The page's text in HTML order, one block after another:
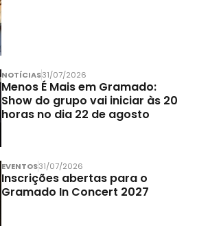
NOTÍCIAS31/07/2026
Menos É Mais em Gramado:
Show do grupo vai iniciar às 20
horas no dia 22 de agosto
EVENTOS31/07/2026
Inscrições abertas para o
Gramado In Concert 2027